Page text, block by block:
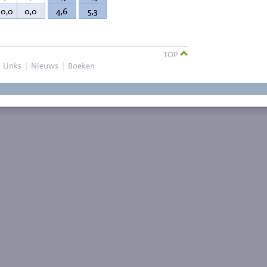
0,0 4,6 5,3
TOP
Links | Nieuws | Boeken